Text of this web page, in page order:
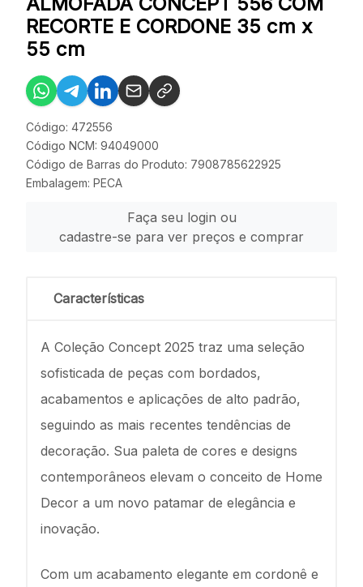
RECORTE E CORDONE 35 cm x
55 cm
Código: 472556
Código NCM: 94049000
Código de Barras do Produto: 7908785622925
Embalagem: PECA
Faça seu login ou
cadastre-se para ver preços e comprar
Características
A Coleção Concept 2025 traz uma seleção
sofisticada de peças com bordados,
acabamentos e aplicações de alto padrão,
seguindo as mais recentes tendências de
decoração. Sua paleta de cores e designs
contemporâneos elevam o conceito de Home
Decor a um novo patamar de elegância e
inovação.
Com um acabamento elegante em cordonê e